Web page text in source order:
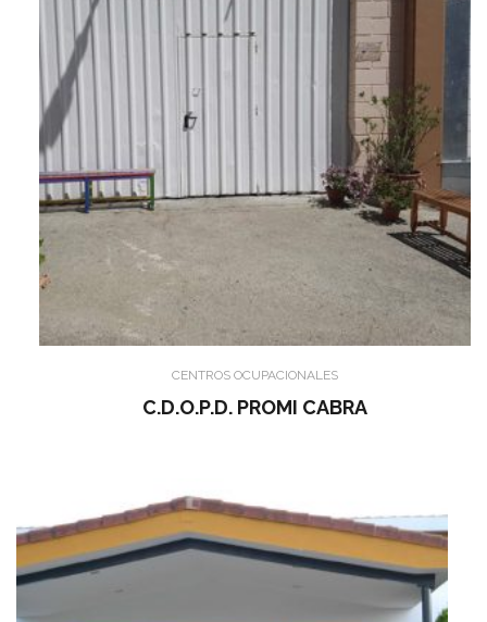
CENTROS OCUPACIONALES
C.D.O.P.D. PROMI CABRA